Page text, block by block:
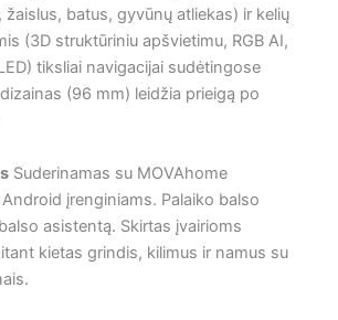
žaislus, batus, gyvūnų atliekas) ir kelių
(3D struktūriniu apšvietimu, RGB AI,
tiksliai navigacijai sudėtingose
(96 mm) leidžia prieigą po
Suderinamas su MOVAhome
įrenginiams. Palaiko balso
asistentą. Skirtas įvairioms
kietas grindis, kilimus ir namus su